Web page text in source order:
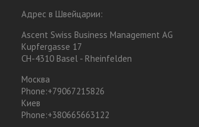
Адрес в Швейцарии:
Ascent Swiss Business Management AG
Kupfergasse 17
CH-4310 Basel - Rheinfelden
Москва
Phone:+79067215826
Киев
Phone:+380665663122